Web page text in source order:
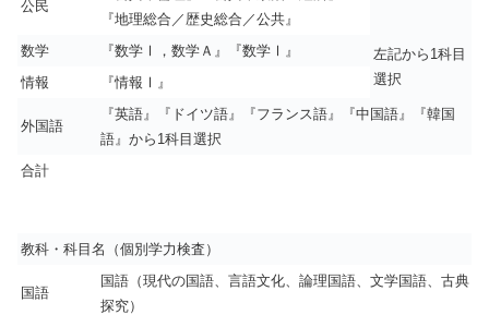
公民
『地理総合／歴史総合／公共』
数学
『数学Ⅰ，数学Ａ』『数学Ⅰ』
左記から1科目
選択
情報
『情報Ⅰ』
外国語
『英語』『ドイツ語』『フランス語』『中国語』『韓国
語』から1科目選択
合計
教科・科目名（個別学力検査）
国語
国語（現代の国語、言語文化、論理国語、文学国語、古典
探究）